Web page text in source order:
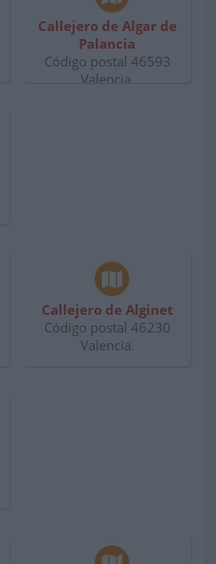
Callejero de Algar de
Palancia
Código postal 46593
Valencia.
Callejero de Alginet
Código postal 46230
Valencia.